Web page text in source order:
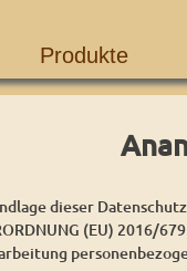
Produkte
dieser
(EU) 2016/